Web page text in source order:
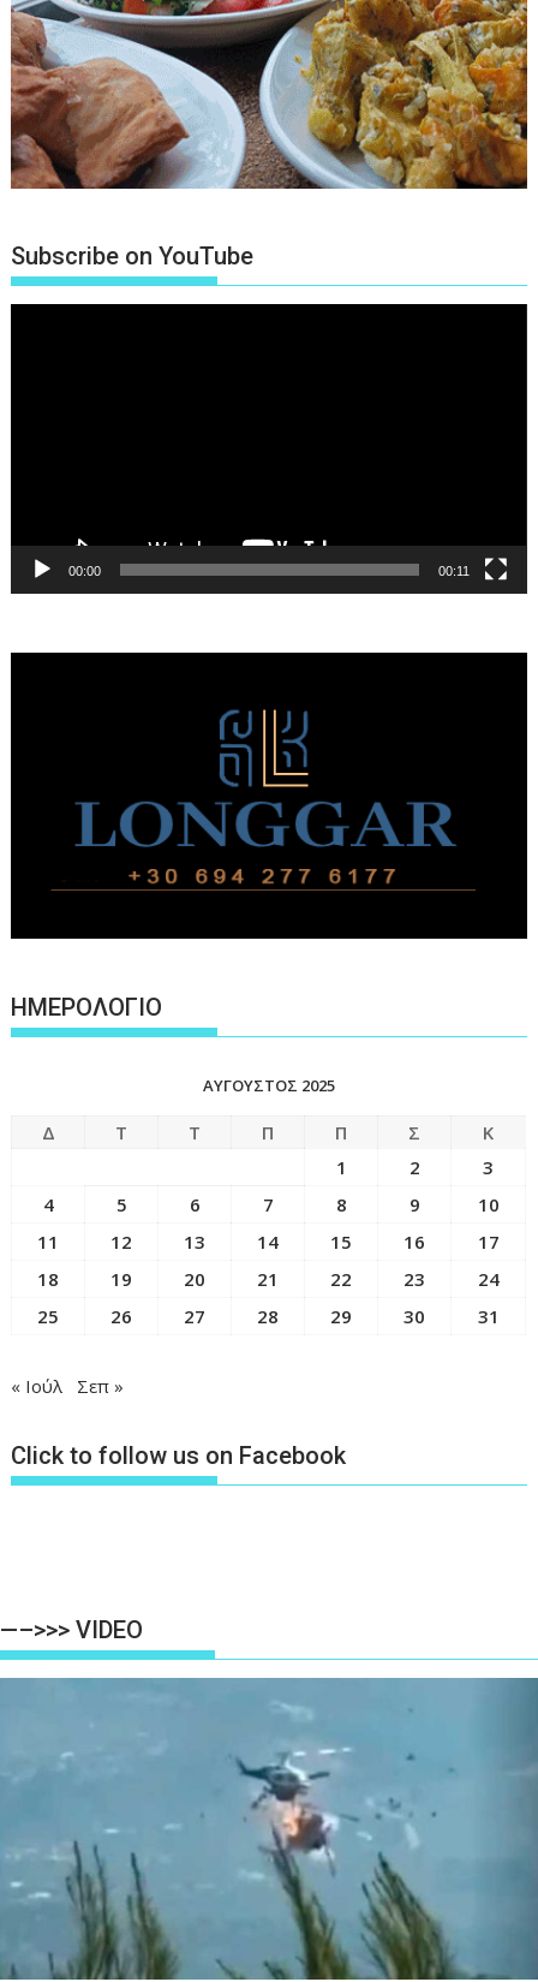
Subscribe on YouTube
00:00 00:11
ΗΜΕΡΟΛΟΓΙΟ
ΑΎΓΟΥΣΤΟΣ 2025
Δ Τ Τ Π Π Σ
Κ
1
2
3
4
5 6 7 8 9
10
11
12 13 14 15 16
17
18
19 20 21 22 23
24
25
26 27 28 29 30 31
« Ιούλ Σεπ »
Click to follow us on Facebook
—–>>> VIDEO